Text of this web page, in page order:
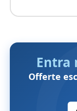
Entra
Offerte